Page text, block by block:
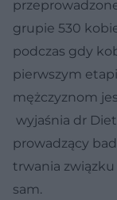
grupie 530
podczas gdy
pierwszym
mężczyznom
wyjaśnia dr
prowadzący
trwania
sam.